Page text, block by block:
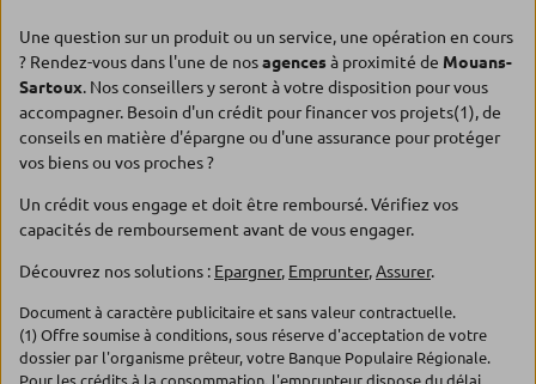
Une question sur un produit ou un service, une opération en cours
? Rendez-vous dans l'une de nosagencesà proximité de Mouans-
Sartoux. Nos conseillers y seront à votre disposition pour vous
accompagner. Besoin d'un crédit pour financer vos projets(1), de
conseils en matière d'épargne ou d'une assurance pour protéger
vos biens ou vos proches ?
Un crédit vous engage et doit être remboursé. Vérifiez vos
capacités de remboursement avant de vous engager.
Découvrez nos solutions : Epargner, Emprunter,Assurer.
Document à caractère publicitaire et sans valeur contractuelle.
(1) Offre soumise à conditions, sous réserve d'acceptation de votre
dossier par l'organisme prêteur, votre Banque Populaire Régionale.
Pour les crédits à la consommation, l'emprunteur dispose du délai